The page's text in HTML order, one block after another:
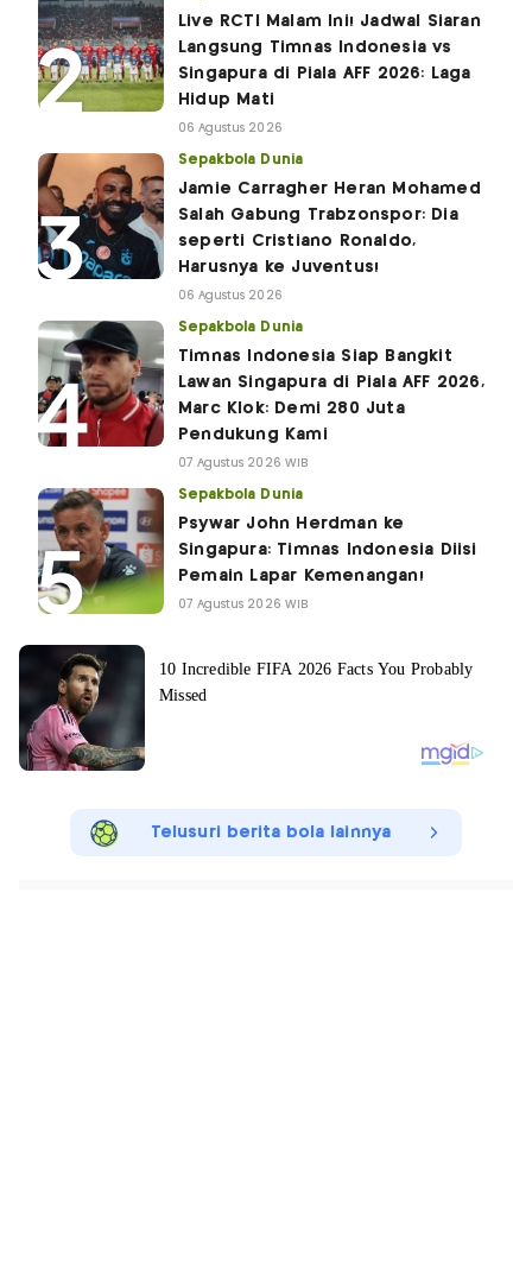
Live RCTI Malam Ini! Jadwal Siaran
Langsung Timnas Indonesia vs
Singapura di Piala AFF 2026: Laga
Hidup Mati
06 Agustus 2026
Sepakbola Dunia
Jamie Carragher Heran Mohamed
Salah Gabung Trabzonspor: Dia
seperti Cristiano Ronaldo,
Harusnya ke Juventus!
06 Agustus 2026
Sepakbola Dunia
Timnas Indonesia Siap Bangkit
Lawan Singapura di Piala AFF 2026,
Marc Klok: Demi 280 Juta
Pendukung Kami
07 Agustus 2026 WIB
Sepakbola Dunia
Psywar John Herdman ke
Singapura: Timnas Indonesia Diisi
Pemain Lapar Kemenangan!
07 Agustus 2026 WIB
Telusuri berita bola lainnya